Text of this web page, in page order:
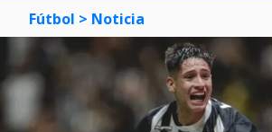
Fútbol > Noticia